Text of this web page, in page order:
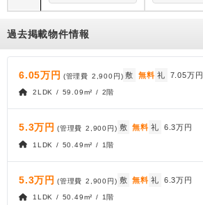
過去掲載物件情報
6.05万円 (管理費 2,900円) 敷 無料 礼 7.05万円
2LDK / 59.09m² / 2階
5.3万円 (管理費 2,900円 ) 敷 無料 礼 6.3万円
1LDK / 50.49m² / 1階
5.3万円 (管理費 2,900円) 敷 無料 礼 6.3万円
1LDK / 50.49m² / 1階